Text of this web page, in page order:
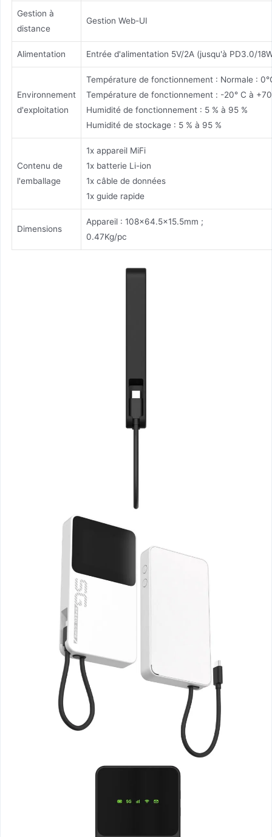
Gestion à
distance
Gestion Web-UI
Alimentation Entrée d'alimentation 5V/2A (jusqu'à PD3.0/
Environnement
d'exploitation
Température de fonctionnement : Normale :
Température de fonctionnement : -20° C à
Humidité de fonctionnement : 5 % à 95 %
Humidité de stockage : 5 % à 95 %
Contenu de
l'emballage
1x appareil MiFi
1x batterie Li-ion
1x câble de données
1x guide rapide
Dimensions
Appareil : 108x64.5x15.5mm ;
0.47Kg/pc